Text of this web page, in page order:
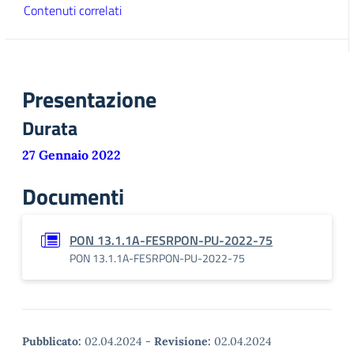
Contenuti correlati
Presentazione
Durata
27 Gennaio 2022
Documenti
PON 13.1.1A-FESRPON-PU-2022-75
PON 13.1.1A-FESRPON-PU-2022-75
Pubblicato: 02.04.2024 - Revisione: 02.04.2024